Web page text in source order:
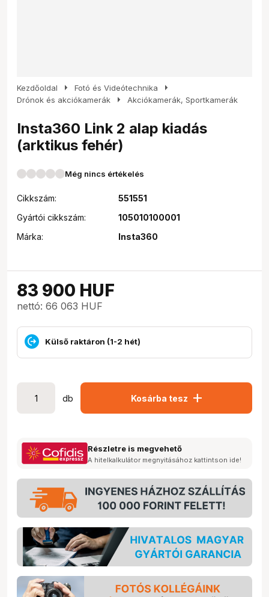
Kezdőoldal arrow_right Fotó és Videótechnika arrow_right
Drónok és akciókamerák arrow_right Akciókamerák, Sportkamerák
Insta360 Link 2 alap kiadás
(arktikus fehér)
Még nincs értékelés
Cikkszám:
551551
Gyártói cikkszám:
105010100001
Márka:
Insta360
83 900 HUF
nettó: 66 063 HUF
Külső raktáron (1-2 hét)
db Kosárba tesz add
Részletre is megvehető
A hitelkalkulátor megnyitásához kattintson ide!